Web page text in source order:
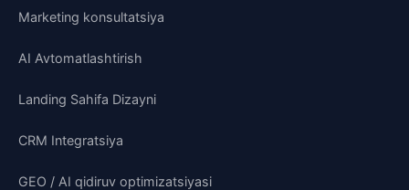
Marketing konsultatsiya
AI Avtomatlashtirish
Landing Sahifa Dizayni
CRM Integratsiya
GEO / AI qidiruv optimizatsiyasi